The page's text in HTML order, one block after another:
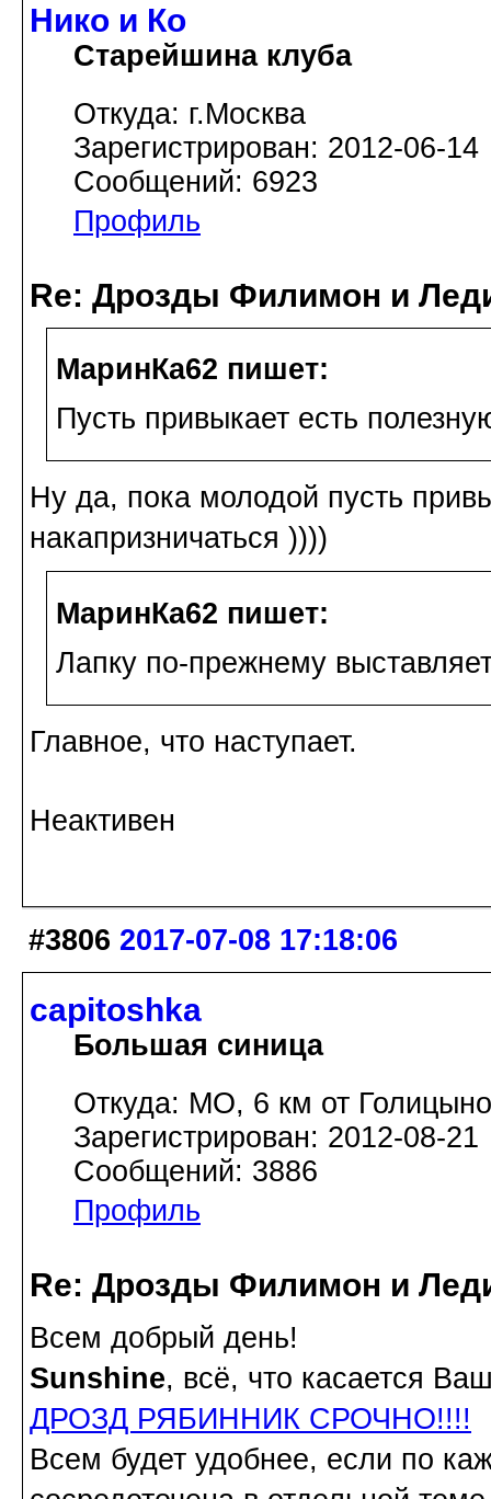
Нико и Ко
Старейшина клуба
Откуда: г.Москва
Зарегистрирован: 2012-06-14
Сообщений: 6923
Профиль
Re: Дрозды Филимон и
МаринКа62 пишет:
Пусть привыкает есть
Ну да, пока молодой пусть
накапризничаться ))))
МаринКа62 пишет:
Лапку по-прежнему
Главное, что наступает.
Неактивен
#3806 2017-07-08 17:18:06
capitoshka
Большая синица
Откуда: МО, 6 км от Голицыно
Зарегистрирован: 2012-08-21
Сообщений: 3886
Профиль
Re: Дрозды Филимон и
Всем добрый день!
Sunshine, всё, что касается
ДРОЗД РЯБИННИК СРОЧНО!!!!
Всем будет удобнее, если по